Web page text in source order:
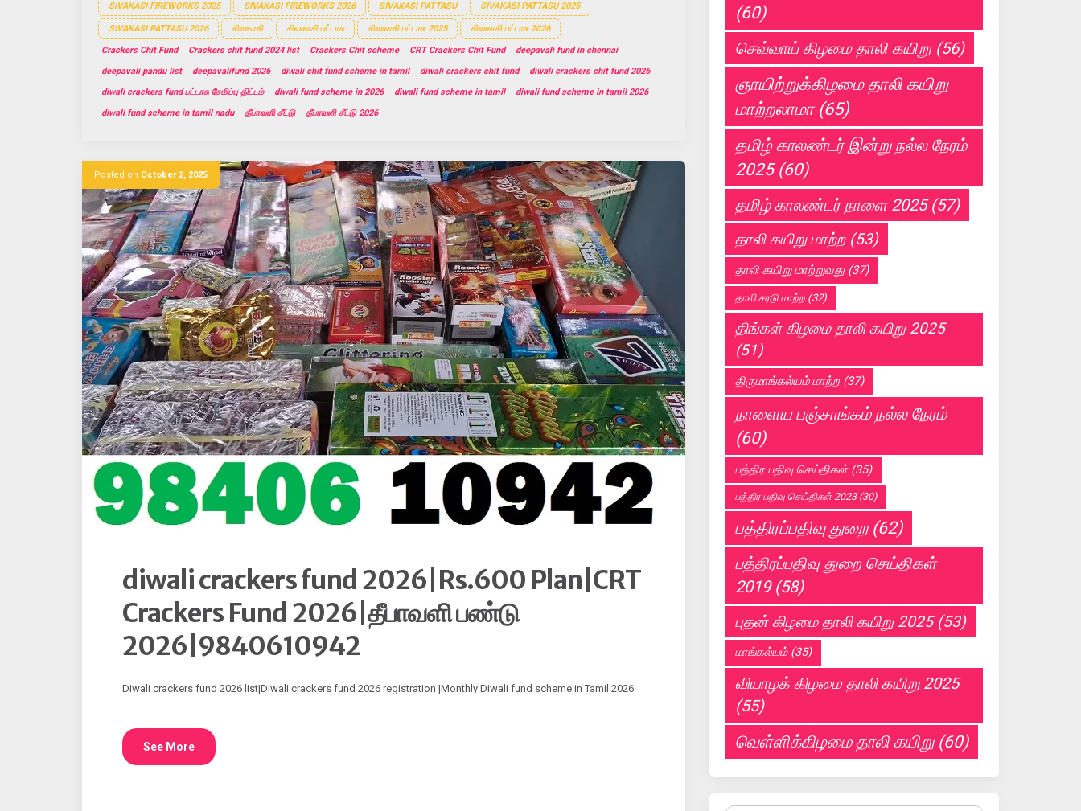
SIVAKASI FIREWORKS 2025 SIVAKASI FIREWORKS 2026 SIVAKASI PATTASU SIVAKASI PATTASU 2025
SIVAKASI PATTASU 2026 சிவகாசி சிவகாசி பட்டாசு சிவகாசி பட்டாசு 2025 சிவகாசி பட்டாசு 2026
Crackers Chit Fund Crackers chit fund 2024 list Crackers Chit scheme CRT Crackers Chit Fund
deepavali fund in chennai
deepavali pandu list
deepavalifund 2026 diwali chit fund scheme in tamil diwali crackers chit fund
diwali crackers chit fund 2026
diwali crackers fund பட்டாசு சேமிப்பு திட்டம்
diwali fund scheme in 2026 diwali fund scheme in tamil
diwali fund scheme in tamil 2026
diwali fund scheme in tamil nadu
தீபாவளி சீட்டு தீபாவளி சீட்டு 2026
Posted on October 2, 2025
diwali crackers fund 2026|Rs.600 Plan|CRT
Crackers Fund 2026|தீபாவளி பண்டு
2026|9840610942
Diwali crackers fund 2026 list|Diwali crackers fund 2026 registration |Monthly Diwali fund scheme in Tamil 2026
See More
(60)
செவ்வாய் கிழமை தாலி கயிறு(56)
ஞாயிற்றுக்கிழமை தாலி கயிறு
மாற்றலாமா(65)
தமிழ் காலண்டர் இன்று நல்ல நேரம்
2025(60)
தமிழ் காலண்டர் நாளை 2025(57)
தாலி கயிறு மாற்ற(53)
தாலி கயிறு மாற்றுவது(37)
தாலி சரடு மாற்ற (32)
திங்கள் கிழமை தாலி கயிறு 2025
(51)
திருமாங்கல்யம் மாற்ற (37)
நாளைய பஞ்சாங்கம் நல்ல நேரம்
(60)
பத்திர பதிவு செய்திகள்(35)
பத்திர பதிவு செய்திகள் 2023(30)
பத்திரப்பதிவு துறை(62)
பத்திரப்பதிவு துறை செய்திகள்
2019(58)
புதன் கிழமை தாலி கயிறு 2025(53)
மாங்கல்யம்(35)
வியாழக் கிழமை தாலி கயிறு 2025
(55)
வெள்ளிக்கிழமை தாலி கயிறு(60)